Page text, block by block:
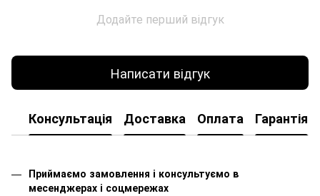
Додайте перший відгук
Написати відгук
Консультація Доставка Оплата Гарантія
Приймаємо замовлення і консультуємо в
месенджерах і соцмережах